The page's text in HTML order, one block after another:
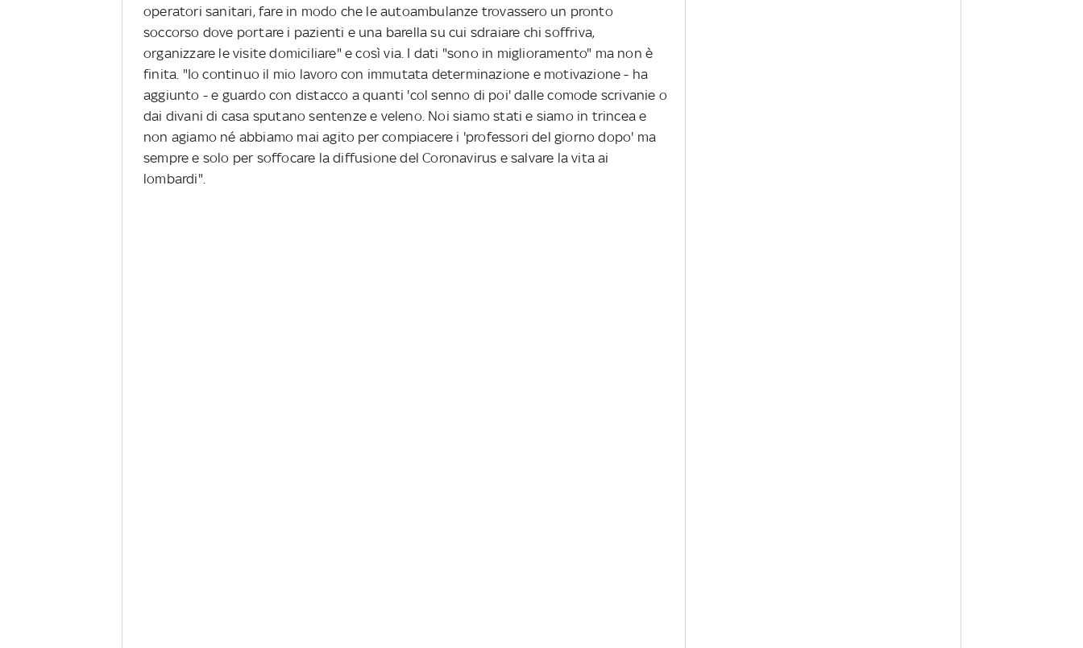
operatori sanitari, fare in modo che le autoambulanze trovassero un pronto
soccorso dove portare i pazienti e una barella su cui sdraiare chi soffriva,
organizzare le visite domiciliare" e così via. I dati "sono in miglioramento" ma non è
finita. "Io continuo il mio lavoro con immutata determinazione e motivazione - ha
aggiunto - e guardo con distacco a quanti 'col senno di poi' dalle comode scrivanie o
dai divani di casa sputano sentenze e veleno. Noi siamo stati e siamo in trincea e
non agiamo né abbiamo mai agito per compiacere i 'professori del giorno dopo' ma
sempre e solo per soffocare la diffusione del Coronavirus e salvare la vita ai
lombardi".